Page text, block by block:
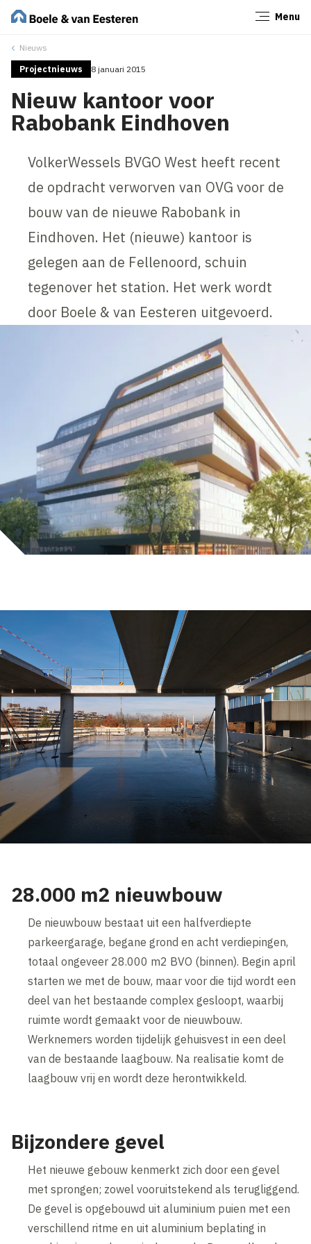
Menu
Nieuws
Projectnieuws 8 januari 2015
Nieuw kantoor voor
Rabobank Eindhoven
VolkerWessels BVGO West heeft recent
de opdracht verworven van OVG voor de
bouw van de nieuwe Rabobank in
Eindhoven. Het (nieuwe) kantoor is
gelegen aan de Fellenoord, schuin
tegenover het station. Het werk wordt
door Boele & van Eesteren uitgevoerd.
28.000 m2 nieuwbouw
De nieuwbouw bestaat uit een halfverdiepte
parkeergarage, begane grond en acht verdiepingen,
totaal ongeveer 28.000 m2 BVO (binnen). Begin april
starten we met de bouw, maar voor die tijd wordt een
deel van het bestaande complex gesloopt, waarbij
ruimte wordt gemaakt voor de nieuwbouw.
Werknemers worden tijdelijk gehuisvest in een deel
van de bestaande laagbouw. Na realisatie komt de
laagbouw vrij en wordt deze herontwikkeld.
Bijzondere gevel
Het nieuwe gebouw kenmerkt zich door een gevel
met sprongen; zowel vooruitstekend als terugliggend.
De gevel is opgebouwd uit aluminium puien met een
verschillend ritme en uit aluminium beplating in
Sluiten